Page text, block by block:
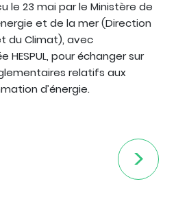
le 23 mai par le Ministère de
et de la mer (Direction
du Climat), avec
HESPUL, pour échanger sur
relatifs aux
d’énergie.